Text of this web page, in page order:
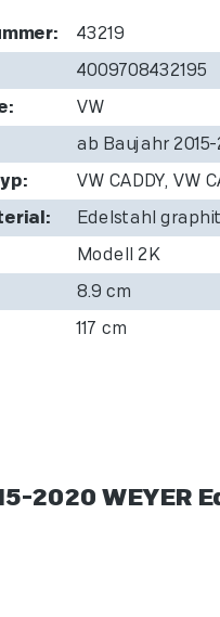
43219
4009708432195
VW
ab Baujahr
VW CADDY, VW
Edelstahl
Modell 2K
8.9 cm
117 cm
2020 WEYER